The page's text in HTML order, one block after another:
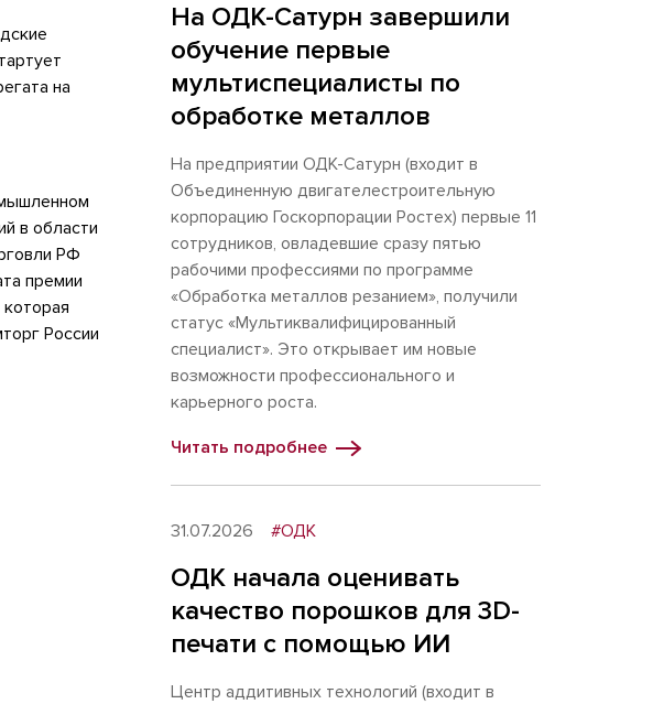
на
в области
РФ
премии
России
На ОДК-Сатурн завершили
обучение первые
мультиспециалисты по
обработке металлов
На предприятии ОДК-Сатурн (входит в
Объединенную двигателестроительную
корпорацию Госкорпорации Ростех) первые 11
сотрудников, овладевшие сразу пятью
рабочими профессиями по программе
«Обработка металлов резанием», получили
статус «Мультиквалифицированный
специалист». Это открывает им новые
возможности профессионального и
карьерного роста.
Читать подробнее
31.07.2026 #ОДК
ОДК начала оценивать
качество порошков для 3D-
печати с помощью ИИ
Центр аддитивных технологий (входит в